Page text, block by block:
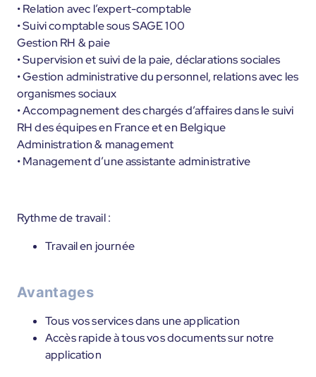
• Relation avec l’expert-comptable
• Suivi comptable sous SAGE 100
Gestion RH & paie
• Supervision et suivi de la paie, déclarations sociales
• Gestion administrative du personnel, relations avec les
organismes sociaux
• Accompagnement des chargés d’affaires dans le suivi
RH des équipes en France et en Belgique
Administration & management
• Management d’une assistante administrative
Rythme de travail :
Travail en journée
Avantages
Tous vos services dans une application
Accès rapide à tous vos documents sur notre
application